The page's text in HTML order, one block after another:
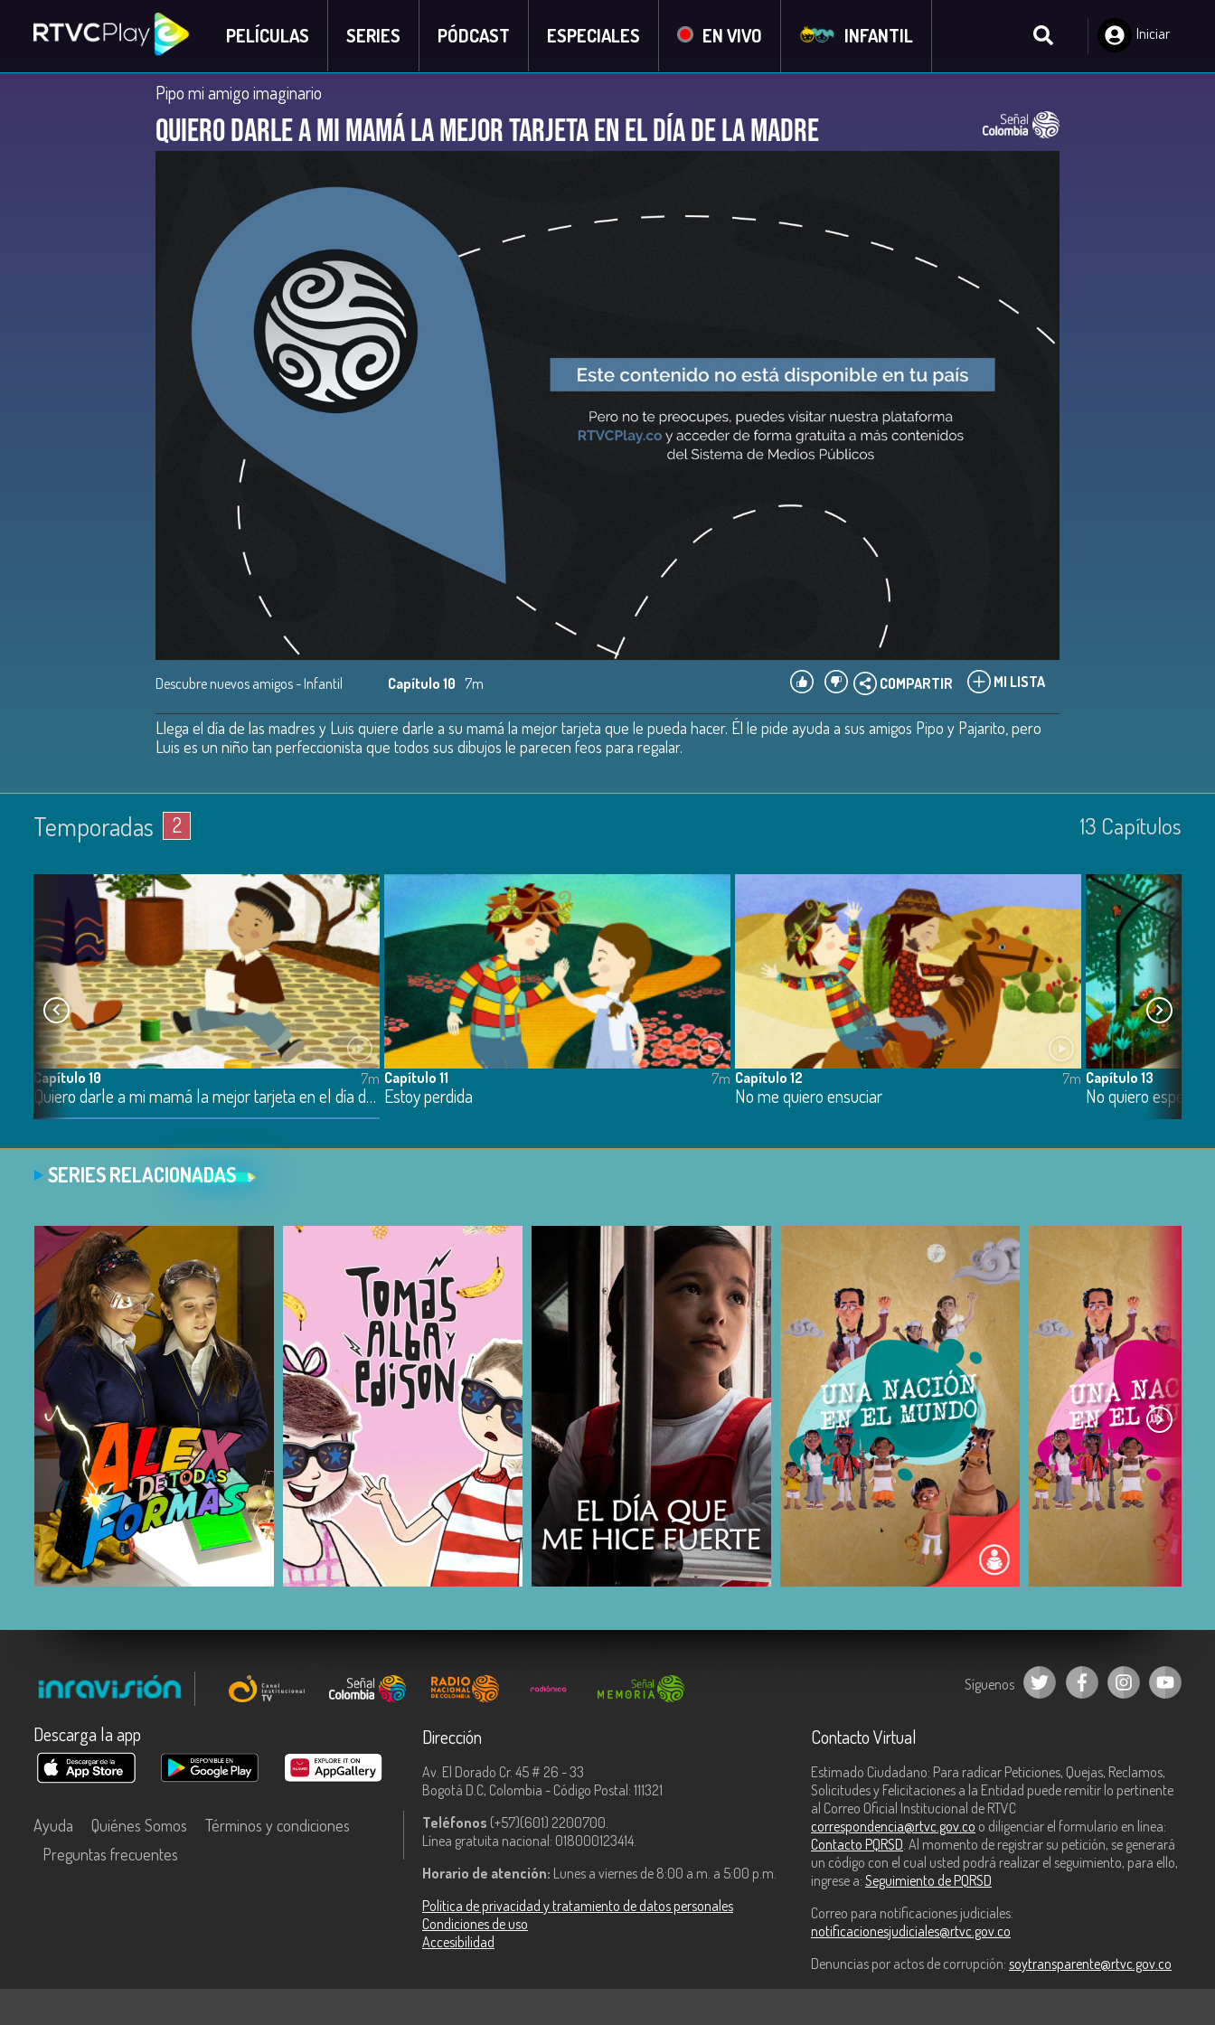
PELÍCULAS SERIES PÓDCAST ESPECIALES EN VIVO INFANTIL
Iniciar
Pipo mi amigo imaginario
Quiero darle a mi mamá la mejor tarjeta en el día de la madre
Descubre nuevos amigos - Infantil Capítulo 10 7m MI LISTA
COMPARTIR
Llega el día de las madres y Luis quiere darle a su mamá la mejor tarjeta que le pueda hacer. Él le pide ayuda a sus amigos Pipo y Pajarito, pero
Luis es un niño tan perfeccionista que todos sus dibujos le parecen feos para regalar.
Temporadas 2 13 Capí­tulos
Capítulo 10
Quiero darle a mi mamá la mejor tarjeta en el día de la madre
7m Capítulo 11
Estoy perdida
7m Capítulo 12
No me quiero ensuciar
7m Capítulo 13
No quiero esperar
SERIES RELACIONADAS
COMPARTIR COMPARTIR COMPARTIR
Síguenos
Descarga la app
Ayuda Quiénes Somos
Términos y condiciones
Preguntas frecuentes
Dirección
Av. El Dorado Cr. 45 # 26 - 33
Bogotá D.C, Colombia - Código Postal: 111321
Teléfonos (+57)(601) 2200700.
Línea gratuita nacional: 018000123414.
Horario de atención: Lunes a viernes de 8:00 a.m. a 5:00 p.m.
Política de privacidad y tratamiento de datos personales
Condiciones de uso
Accesibilidad
Contacto Virtual
Estimado Ciudadano: Para radicar Peticiones, Quejas, Reclamos,
Solicitudes y Felicitaciones a la Entidad puede remitir lo pertinente
al Correo Oficial Institucional de RTVC
correspondencia@rtvc.gov.co o diligenciar el formulario en línea:
Contacto PQRSD . Al momento de registrar su petición, se generará
un código con el cual usted podrá realizar el seguimiento, para ello,
ingrese a: Seguimiento de PQRSD
Correo para notificaciones judiciales:
notificacionesjudiciales@rtvc.gov.co
Denuncias por actos de corrupción: soytransparente@rtvc.gov.co